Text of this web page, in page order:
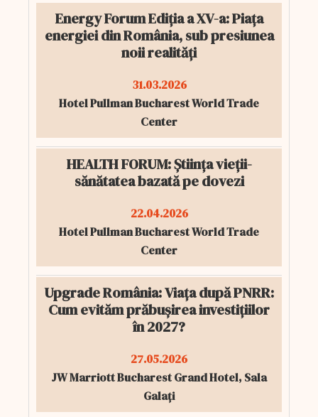
Energy Forum Ediția a XV-a: Piața
energiei din România, sub presiunea
noii realități
31.03.2026
Hotel Pullman Bucharest World Trade
Center
HEALTH FORUM: Știința vieții-
sănătatea bazată pe dovezi
22.04.2026
Hotel Pullman Bucharest World Trade
Center
Upgrade România: Viața după PNRR:
Cum evităm prăbușirea investițiilor
în 2027?
27.05.2026
JW Marriott Bucharest Grand Hotel, Sala
Galați